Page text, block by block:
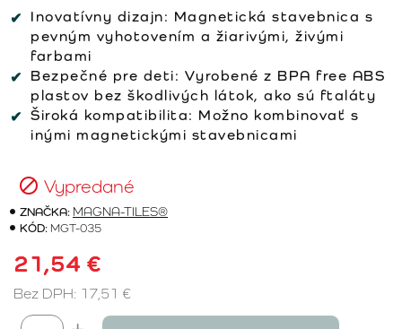
Inovatívny dizajn: Magnetická stavebnica s
pevným vyhotovením a žiarivými, živými
farbami
Bezpečné pre deti: Vyrobené z BPA free ABS
plastov bez škodlivých látok, ako sú ftaláty
Široká kompatibilita: Možno kombinovať s
inými magnetickými stavebnicami
Vypredané
ZNAČKA: MAGNA-TILES®
KÓD: MGT-035
21,54 €
Bez DPH: 17,51 €